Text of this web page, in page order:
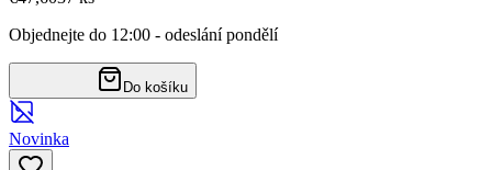
Objednejte do 12:00 - odeslání pondělí
Do košíku
Novinka